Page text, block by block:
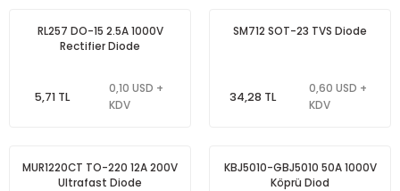
RL257 DO-15 2.5A 1000V
Rectifier Diode
5,71 TL
0,10 USD +
KDV
SM712 SOT-23 TVS Diode
34,28 TL
0,60 USD +
KDV
MUR1220CT TO-220 12A 200V
Ultrafast Diode
KBJ5010-GBJ5010 50A 1000V
Köprü Diod